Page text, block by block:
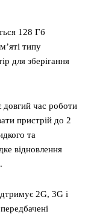
128 Гб
типу
для зберігання
час роботи
пристрій до 2
та
відновлення
2G, 3G і